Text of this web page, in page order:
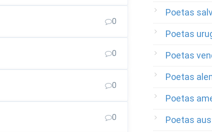
0
0
0
0
Poetas
Poetas
Poetas
Poetas
Poetas
Poetas